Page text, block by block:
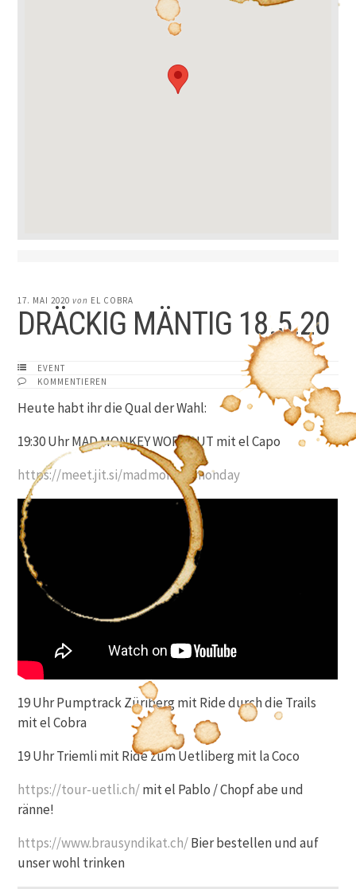
17. MAI 2020 von EL COBRA
DRÄCKIG MÄNTIG 18.5.20
EVENT
KOMMENTIEREN
Heute habt ihr die Qual der Wahl:
19:30 Uhr MAD MONKEY WORKOUT mit el Capo
https://meet.jit.si/madmonkeymonday
19 Uhr Pumptrack Züriberg mit Ride durch die Trails
mit el Cobra
19 Uhr Triemli mit Ride zum Uetliberg mit la Coco
https://tour-uetli.ch/mit el Pablo / Chopf abe und
ränne!
https://www.brausyndikat.ch/Bier bestellen und auf
unser wohl trinken